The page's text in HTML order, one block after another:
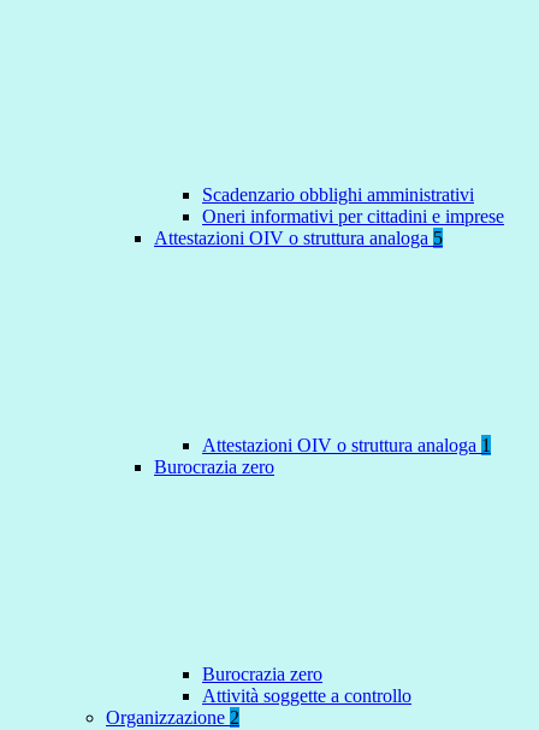
Scadenzario obblighi amministrativi
Oneri informativi per cittadini e imprese
Attestazioni OIV o struttura analoga 5
Attestazioni OIV o struttura analoga 1
Burocrazia zero
Burocrazia zero
Attività soggette a controllo
Organizzazione 2